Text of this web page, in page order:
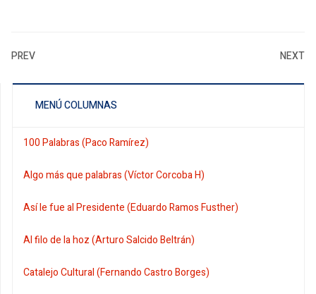
PREV NEXT
MENÚ COLUMNAS
100 Palabras (Paco Ramírez)
Algo más que palabras (Víctor Corcoba H)
Así le fue al Presidente (Eduardo Ramos Fusther)
Al filo de la hoz (Arturo Salcido Beltrán)
Catalejo Cultural (Fernando Castro Borges)